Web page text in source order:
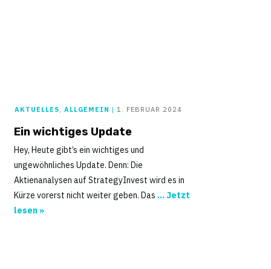
AKTUELLES ALLGEMEIN | 1. FEBRUAR 2024
Ein wichtiges Update
Hey, Heute gibt’s ein wichtiges und
ungewöhnliches Update. Denn: Die
Aktienanalysen auf StrategyInvest wird es in
Kürze vorerst nicht weiter geben. Das ... Jetzt
lesen »